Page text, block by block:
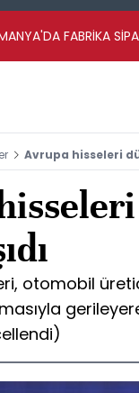
FABRİKA
Avrupa hisseleri
otomobil